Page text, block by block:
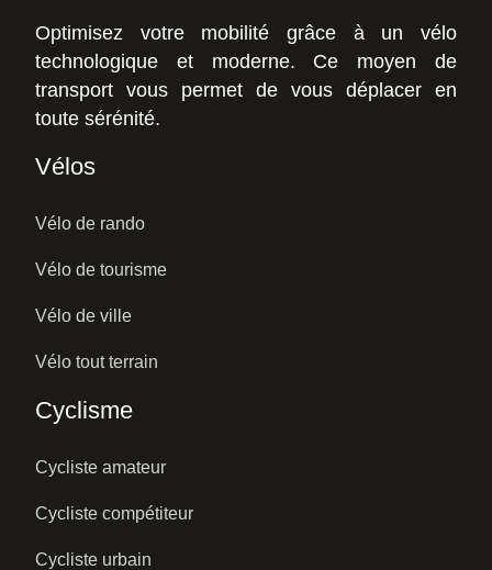
Optimisez votre mobilité grâce à un vélo
technologique et moderne. Ce moyen de
transport vous permet de vous déplacer en
toute sérénité.
Vélos
Vélo de rando
Vélo de tourisme
Vélo de ville
Vélo tout terrain
Cyclisme
Cycliste amateur
Cycliste compétiteur
Cycliste urbain